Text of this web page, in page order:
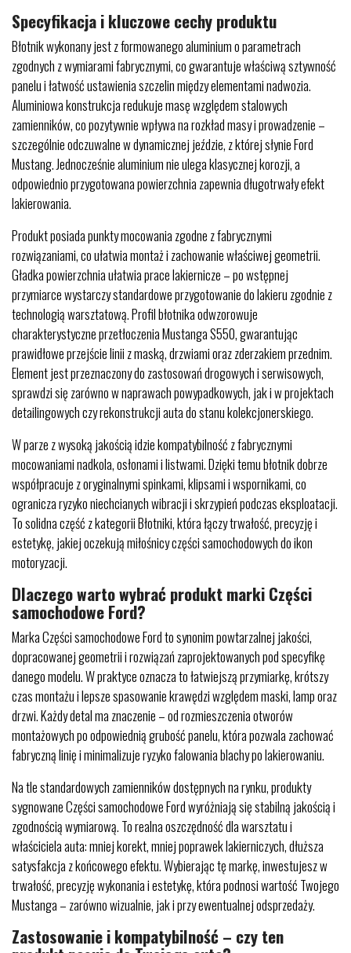
Specyfikacja i kluczowe cechy produktu
Błotnik wykonany jest z formowanego aluminium o parametrach
zgodnych z wymiarami fabrycznymi, co gwarantuje właściwą sztywność
panelu i łatwość ustawienia szczelin między elementami nadwozia.
Aluminiowa konstrukcja redukuje masę względem stalowych
zamienników, co pozytywnie wpływa na rozkład masy i prowadzenie –
szczególnie odczuwalne w dynamicznej jeździe, z której słynie Ford
Mustang. Jednocześnie aluminium nie ulega klasycznej korozji, a
odpowiednio przygotowana powierzchnia zapewnia długotrwały efekt
lakierowania.
Produkt posiada punkty mocowania zgodne z fabrycznymi
rozwiązaniami, co ułatwia montaż i zachowanie właściwej geometrii.
Gładka powierzchnia ułatwia prace lakiernicze – po wstępnej
przymiarce wystarczy standardowe przygotowanie do lakieru zgodnie z
technologią warsztatową. Profil błotnika odwzorowuje
charakterystyczne przetłoczenia Mustanga S550, gwarantując
prawidłowe przejście linii z maską, drzwiami oraz zderzakiem przednim.
Element jest przeznaczony do zastosowań drogowych i serwisowych,
sprawdzi się zarówno w naprawach powypadkowych, jak i w projektach
detailingowych czy rekonstrukcji auta do stanu kolekcjonerskiego.
W parze z wysoką jakością idzie kompatybilność z fabrycznymi
mocowaniami nadkola, osłonami i listwami. Dzięki temu błotnik dobrze
współpracuje z oryginalnymi spinkami, klipsami i wspornikami, co
ogranicza ryzyko niechcianych wibracji i skrzypień podczas eksploatacji.
To solidna część z kategorii Błotniki, która łączy trwałość, precyzję i
estetykę, jakiej oczekują miłośnicy części samochodowych do ikon
motoryzacji.
Dlaczego warto wybrać produkt marki Części
samochodowe Ford?
Marka Części samochodowe Ford to synonim powtarzalnej jakości,
dopracowanej geometrii i rozwiązań zaprojektowanych pod specyfikę
danego modelu. W praktyce oznacza to łatwiejszą przymiarkę, krótszy
czas montażu i lepsze spasowanie krawędzi względem maski, lamp oraz
drzwi. Każdy detal ma znaczenie – od rozmieszczenia otworów
montażowych po odpowiednią grubość panelu, która pozwala zachować
fabryczną linię i minimalizuje ryzyko falowania blachy po lakierowaniu.
Na tle standardowych zamienników dostępnych na rynku, produkty
sygnowane Części samochodowe Ford wyróżniają się stabilną jakością i
zgodnością wymiarową. To realna oszczędność dla warsztatu i
właściciela auta: mniej korekt, mniej poprawek lakierniczych, dłuższa
satysfakcja z końcowego efektu. Wybierając tę markę, inwestujesz w
trwałość, precyzję wykonania i estetykę, która podnosi wartość Twojego
Mustanga – zarówno wizualnie, jak i przy ewentualnej odsprzedaży.
Zastosowanie i kompatybilność – czy ten